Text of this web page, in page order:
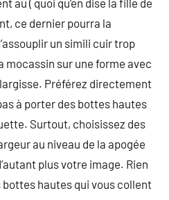
au ( quoi qu’en dise la fille de
ce dernier pourra la
un simili cuir trop
mocassin sur une forme avec
Préférez directement
à porter des bottes hautes
Surtout, choisissez des
au niveau de la apogée
plus votre image. Rien
bottes hautes qui vous collent